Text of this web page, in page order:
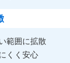
範囲に拡散
くく安心